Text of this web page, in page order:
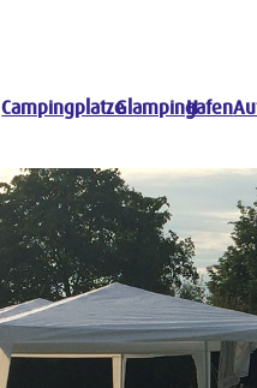
CampingplatzeGlampingHafen